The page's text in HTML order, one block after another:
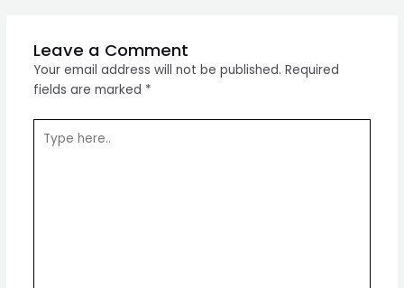
Leave a Comment
Your email address will not be published. Required
fields are marked *
here..